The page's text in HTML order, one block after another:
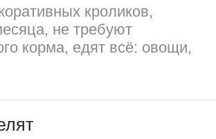
кроликов,
не требуют
корма, едят всё: овощи,